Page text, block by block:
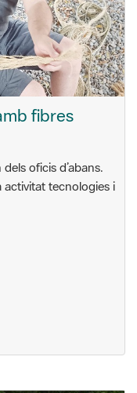
fibres
oficis d’abans.
activitat tecnologies i